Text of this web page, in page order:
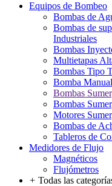
Equipos de Bombeo
Bombas de
Bombas de
Industriales
Bombas
Multietapas
Bombas Tipo
Bomba
Bombas
Bombas
Motores
Bombas de
Tableros de
Medidores de Flujo
Magnéticos
Flujómetros
+ Todas las